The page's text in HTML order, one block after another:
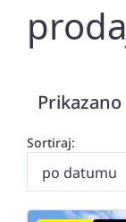
Sortiraj:
po datumu